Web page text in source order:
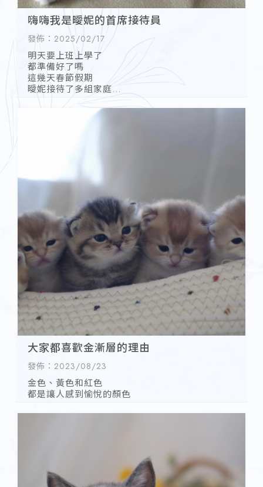
嗨嗨我是曖妮的首席接待員
發佈：2025/02/17
明天要上班上學了
都準備好了嗎
這幾天春節假期
曖妮接待了多組家庭
突然有感而發
大家都喜歡金漸層的理由
發佈：2023/08/23
金色、黃色和紅色
都是讓人感到愉悅的顏色